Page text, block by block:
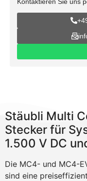
Stäubli Multi
Stecker für
1.500 V DC
Die MC4- und MC4-
sind eine